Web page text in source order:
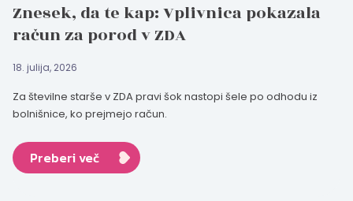
Znesek, da te kap: Vplivnica pokazala
račun za porod v ZDA
18. julija, 2026
Za številne starše v ZDA pravi šok nastopi šele po odhodu iz
bolnišnice, ko prejmejo račun.
Preberi več